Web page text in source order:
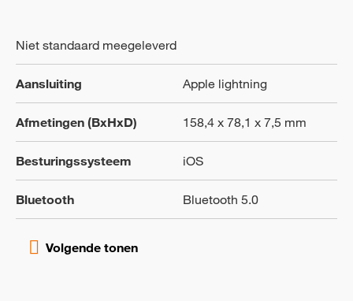
Niet standaard meegeleverd
Aansluiting Apple lightning
Afmetingen (BxHxD) 158,4 x 78,1 x 7,5 mm
Besturingssysteem iOS
Bluetooth Bluetooth 5.0